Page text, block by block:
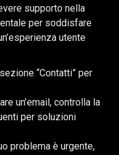
supporto nella
per soddisfare
utente
“Contatti” per
un’email, controlla la
per soluzioni
problema è urgente,